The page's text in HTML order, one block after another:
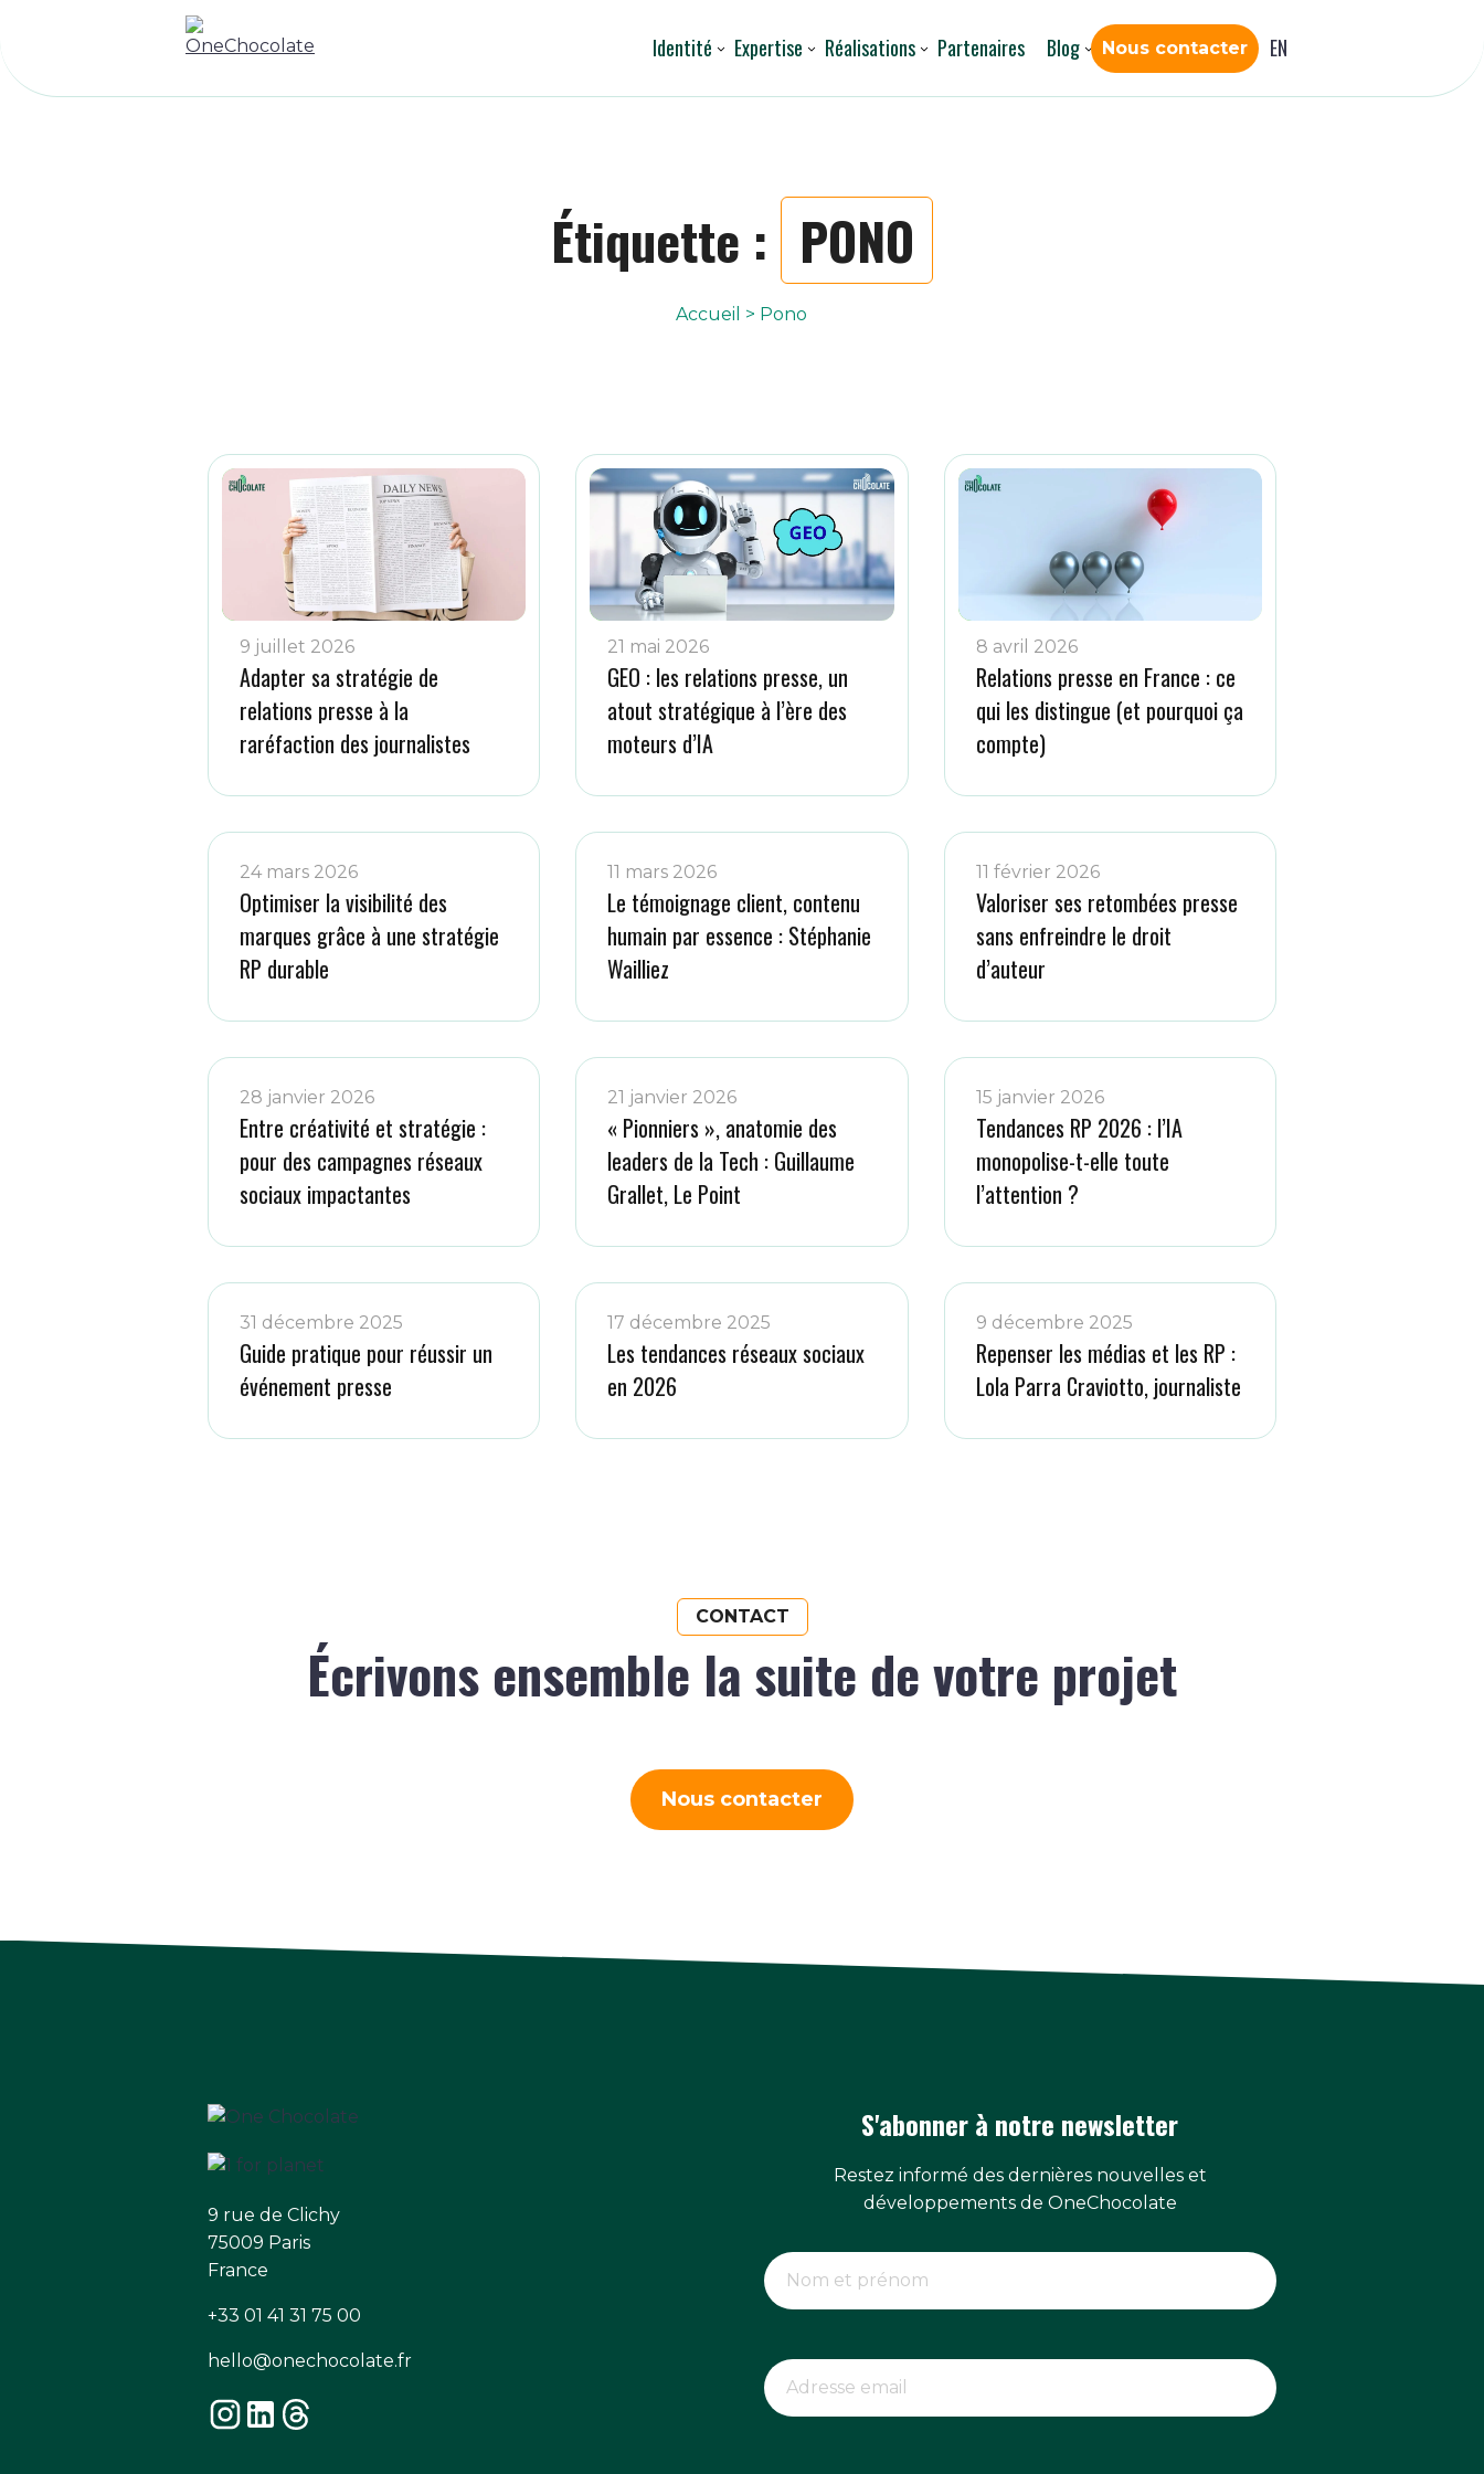
Identité Expertise Réalisations Partenaires Blog Nous contacter EN
Étiquette : PONO
Accueil > Pono
9 juillet 2026
Adapter sa stratégie de
relations presse à la
raréfaction des journalistes
21 mai 2026
GEO : les relations presse, un
atout stratégique à l’ère des
moteurs d’IA
8 avril 2026
Relations presse en France : ce
qui les distingue (et pourquoi ça
compte)
24 mars 2026
Optimiser la visibilité des
marques grâce à une stratégie
RP durable
11 mars 2026
Le témoignage client, contenu
humain par essence : Stéphanie
Wailliez
11 février 2026
Valoriser ses retombées presse
sans enfreindre le droit
d’auteur
28 janvier 2026
Entre créativité et stratégie :
pour des campagnes réseaux
sociaux impactantes
21 janvier 2026
« Pionniers », anatomie des
leaders de la Tech : Guillaume
Grallet, Le Point
15 janvier 2026
Tendances RP 2026 : l’IA
monopolise-t-elle toute
l’attention ?
31 décembre 2025
Guide pratique pour réussir un
événement presse
17 décembre 2025
Les tendances réseaux sociaux
en 2026
9 décembre 2025
Repenser les médias et les RP :
Lola Parra Craviotto, journaliste
CONTACT
Écrivons ensemble la suite de votre projet
Nous contacter
9 rue de Clichy
75009 Paris
France
+33 01 41 31 75 00
hello@onechocolate.fr
S'abonner à notre newsletter
Restez informé des dernières nouvelles et
développements de OneChocolate